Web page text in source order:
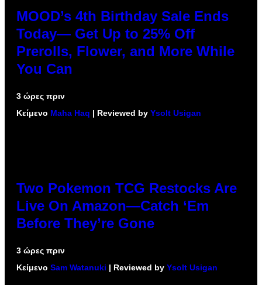
MOOD’s 4th Birthday Sale Ends
Today— Get Up to 25% Off
Prerolls, Flower, and More While
You Can
3 ώρες πριν
Κείμενο Maha Haq | Reviewed by Ysolt Usigan
Two Pokemon TCG Restocks Are
Live On Amazon—Catch ‘Em
Before They’re Gone
3 ώρες πριν
Κείμενο Sam Watanuki | Reviewed by Ysolt Usigan